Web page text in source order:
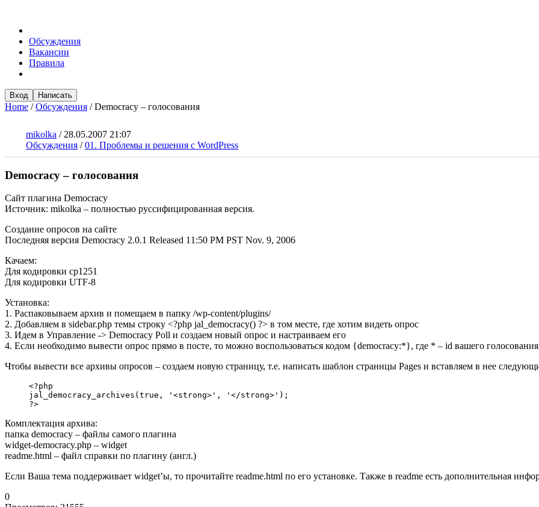
Обсуждения
Вакансии
Правила
Вход Написать
Home /Обсуждения /Democracy – голосования
mikolka / 28.05.2007 21:07
Обсуждения /01. Проблемы и решения с WordPress
Democracy – голосования
Сайт плагина Democracy
Источник: mikolka – полностью руссифицированная версия.
Создание опросов на сайте
Последняя версия Democracy 2.0.1 Released 11:50 PM PST Nov. 9, 2006
Качаем:
Для кодировки cp1251
Для кодировки UTF-8
Установка:
1. Распаковываем архив и помещаем в папку /wp-content/plugins/
2. Добавляем в sidebar.php темы строку <?php jal_democracy() ?> в том месте, где хотим видеть опрос
3. Идем в Управление -> Democracy Poll и создаем новый опрос и настраиваем его
4. Если необходимо вывести опрос прямо в посте, то можно воспользоваться кодом {democracy:*}, где * – id вашего голосования
Чтобы вывести все архивы опросов – создаем новую страницу, т.е. написать шаблон страницы Pages и вставляем в нее
<?php
jal_democracy_archives(true, '<strong>', '</strong>');
?>
Комплектация архива:
папка democracy – файлы самого плагина
widget-democracy.php – widget
readme.html – файл справки по плагину (англ.)
Если Ваша тема поддерживает widget’ы, то прочитайте readme.html по его установке. Также в readme есть дополнительная
0